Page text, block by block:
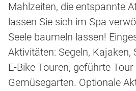
Mahlzeiten, die entspannte
lassen Sie sich im Spa
Seele baumeln lassen!
Aktivitäten: Segeln, Kajaken,
E-Bike Touren, geführte
Gemüsegarten. Optionale